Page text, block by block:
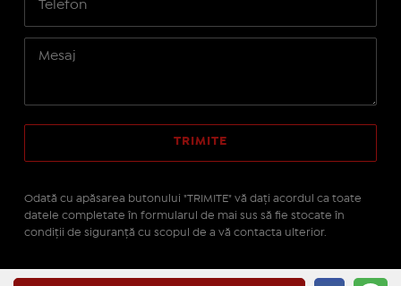
Odată cu apăsarea butonului "TRIMITE" vă daţi acordul ca toate
datele completate în formularul de mai sus să fie stocate în
condiţii de siguranţă cu scopul de a vă contacta ulterior.
IMOPEDIA.ro - Anunțuri